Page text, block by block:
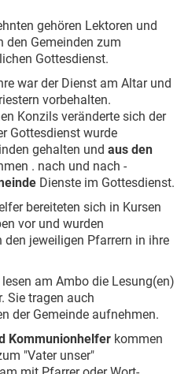
gehören Lektoren und
den Gemeinden zum
Gottesdienst.
war der Dienst am Altar und
vorbehalten.
Konzils veränderte sich der
Gottesdienst wurde
gehalten und aus den
. nach und nach -
Dienste im Gottesdienst.
bereiteten sich in Kursen
vor und wurden
jeweiligen Pfarrern in ihre
lesen am Ambo die Lesung(en)
Sie tragen auch
der Gemeinde aufnehmen.
Kommunionhelfer kommen
"Vater unser"